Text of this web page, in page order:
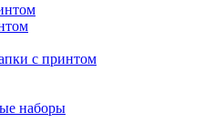
с принтом
наборы